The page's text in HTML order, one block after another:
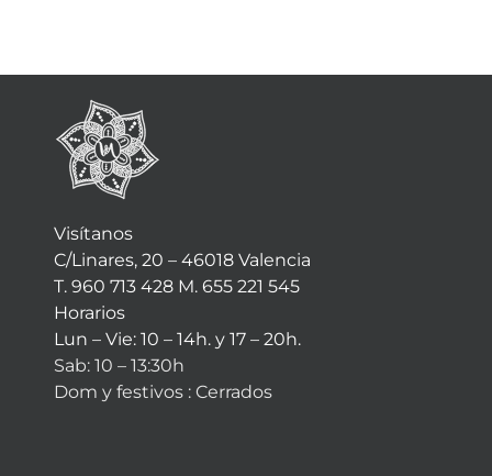
Visítanos
C/Linares, 20 – 46018 Valencia
T. 960 713 428 M. 655 221 545
Horarios
Lun – Vie: 10 – 14h. y 17 – 20h.
Sab: 10 – 13:30h
Dom y festivos : Cerrados